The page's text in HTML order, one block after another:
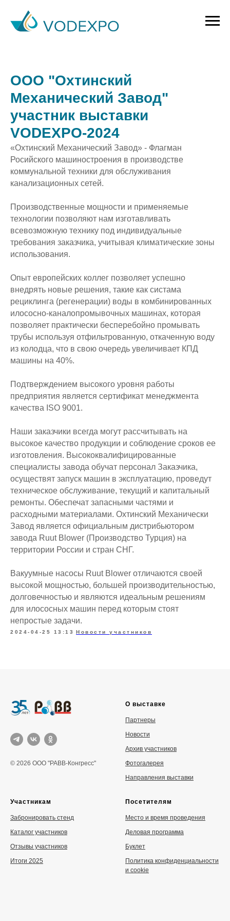
ООО "Охтинский
Механический Завод"
участник выставки
VODEXPO-2024
«Охтинский Механический Завод» - Флагман
Росийского машиностроения в производстве
коммунальной техники для обслуживания
канализационных сетей.
Производственные мощности и применяемые
технологии позволяют нам изготавливать
всевозможную технику под индивидуальные
требования заказчика, учитывая климатические зоны
использования.
Опыт европейских коллег позволяет успешно
внедрять новые решения, такие как систама
рециклинга (регенерации) воды в комбинированных
илососно-каналопромывочных машинах, которая
позволяет практически бесперебойно промывать
трубы используя отфильтрованную, откаченную воду
из колодца, что в свою очередь увеличивает КПД
машины на 40%.
Подтверждением высокого уровня работы
предприятия является сертификат менеджмента
качества ISO 9001.
Наши заказчики всегда могут рассчитывать на
высокое качество продукции и соблюдение сроков ее
изготовления. Высококвалифицированные
специалисты завода обучат персонал Заказчика,
осуществят запуск машин в эксплуатацию, проведут
техническое обслуживание, текущий и капитальный
ремонты. Обеспечат запасными частями и
расходными материалами. Охтинский Механически
Завод является официальным дистрибьютором
завода Ruut Blower (Производство Турция) на
территории России и стран СНГ.
Вакуумные насосы Ruut Blower отличаются своей
высокой мощностью, большей производительностью,
долговечностью и являются идеальным решениям
для илососных машин перед которым стоят
непростые задачи.
2024-04-25 13:13 Новости участников
© 2026 ООО "РАВВ-Конгресс"
О выставке
Партнеры
Новости
Архив участников
Фотогалерея
Направления выставки
Участникам
Забронировать стенд
Каталог участников
Отзывы участников
Итоги 2025
Посетителям
Место и время проведения
Деловая программа
Буклет
Политика конфиденциальности
и cookie